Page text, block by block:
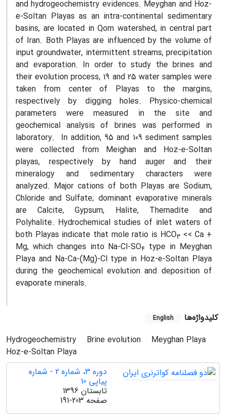
and hydrogeochemistry evidences. Meyghan and Hoz-
e-Soltan Playas as an intra-continental sedimentary
basins, are located in Qom watershed, in central part
of Iran. Both Playas are influenced by the volume of
input groundwater, intermittent streams, precipitation
and evaporation. In order to study the brines and
their evolution process, 19 and 25 water samples were
taken from center of Playas to the margins,
respectively by digging holes. Physico-chemical
parameters were measured in the site and
geochemical analysis of brines was performed in
laboratory. In addition, 95 and 109 sediment samples
were collected from Meighan and Hoz-e-Soltan
playas, respectively by hand auger and their
mineralogy and sedimentary characters were
analyzed. Major cations of both Playas are Sodium,
Chloride and Sulfate; dominant evaporative minerals
are Calcite, Gypsum, Halite, Thernadite and
Polyhalite. Hydrochemical studies of inlet waters of
both Playas indicate that mole ratio is HCO3<< Ca +
Mg, which changes into Na-Cl-SO4 type in Meyghan
Playa and Na-Ca-(Mg)-Cl type in Hoz-e-Soltan Playa
during the geochemical evolution and deposition of
evaporate minerals.
کلیدواژه‌ها English
Hydrogeochemistry Brine evolution
Meyghan Playa
Hoz-e-Soltan Playa
دوره 3، شماره 2 - شماره
پیاپی 10
تابستان 1396
صفحه 191-203